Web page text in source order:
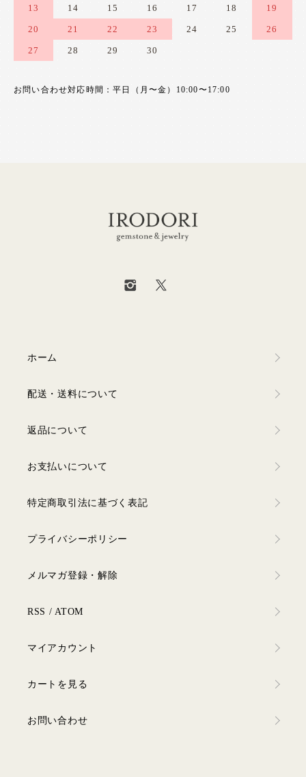
13 14 15 16 17 18 19
20 21 22 23 24 25 26
27 28 29 30
お問い合わせ対応時間：平日（月〜金）10:00〜17:00
ホーム
配送・送料について
返品について
お支払いについて
特定商取引法に基づく表記
プライバシーポリシー
メルマガ登録・解除
RSS / ATOM
マイアカウント
カートを見る
お問い合わせ